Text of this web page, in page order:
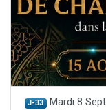
J-33 Mardi 8